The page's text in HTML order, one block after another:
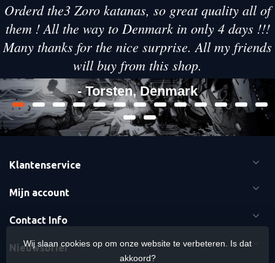
Orderd the3 Zoro katanas, so great quality all of
them ! All the way to Denmark in only 4 days !!!
Many thanks for the nice surprise. All my friends
will buy from this shop.
- Torsten, Denmark
Klantenservice
Mijn account
Contact Info
Nieuwsbrief
Wij slaan cookies op om onze website te verbeteren. Is dat
akkoord?